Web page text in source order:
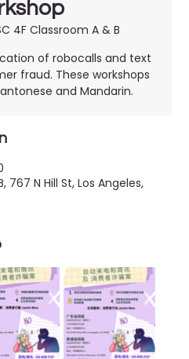
4F Classroom A & B
of robocalls and text
fraud. These workshops
and Mandarin.
767 N Hill St, Los Angeles,